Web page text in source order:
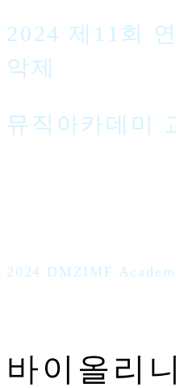
2024 제11회
악제
뮤직아카데미
2024 DMZIMF
바이올리